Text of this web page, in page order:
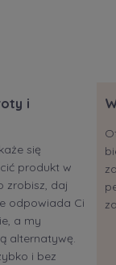
i
się
produkt w
zrobisz, daj
odpowiada Ci
a my
alternatywę.
i bez